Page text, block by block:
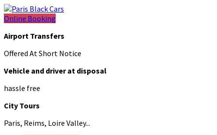
Online Booking
Airport Transfers
Offered At Short Notice
Vehicle and driver at disposal
hassle free
City Tours
Paris, Reims, Loire Valley...